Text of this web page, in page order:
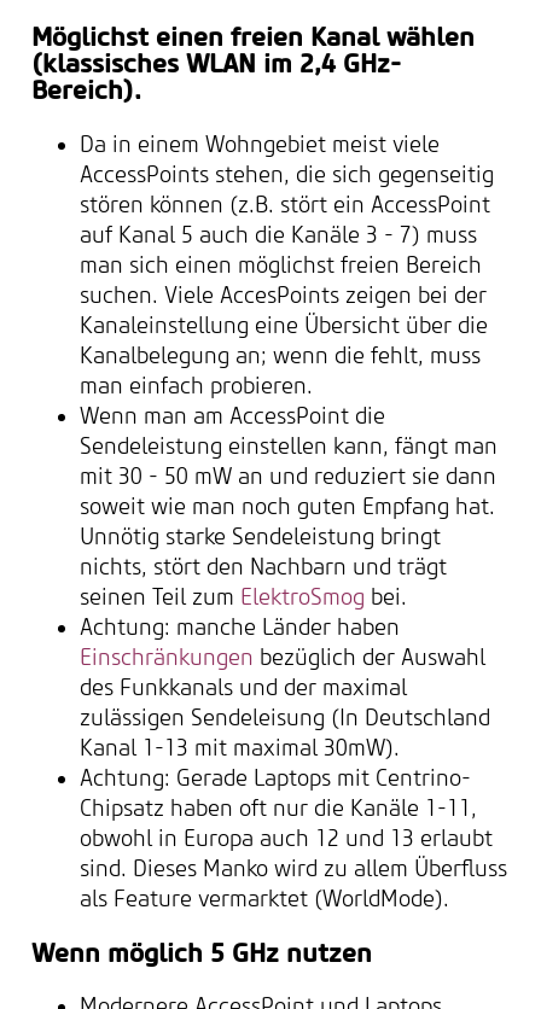
Möglichst einen freien Kanal wählen
(klassisches WLAN im 2,4 GHz-
Bereich).
Da in einem Wohngebiet meist viele
AccessPoints stehen, die sich gegenseitig
stören können (z.B. stört ein AccessPoint
auf Kanal 5 auch die Kanäle 3 - 7) muss
man sich einen möglichst freien Bereich
suchen. Viele AccesPoints zeigen bei der
Kanaleinstellung eine Übersicht über die
Kanalbelegung an; wenn die fehlt, muss
man einfach probieren.
Wenn man am AccessPoint die
Sendeleistung einstellen kann, fängt man
mit 30 - 50 mW an und reduziert sie dann
soweit wie man noch guten Empfang hat.
Unnötig starke Sendeleistung bringt
nichts, stört den Nachbarn und trägt
seinen Teil zum ElektroSmog bei.
Achtung: manche Länder haben
Einschränkungen bezüglich der Auswahl
des Funkkanals und der maximal
zulässigen Sendeleisung (In Deutschland
Kanal 1-13 mit maximal 30mW).
Achtung: Gerade Laptops mit Centrino-
Chipsatz haben oft nur die Kanäle 1-11,
obwohl in Europa auch 12 und 13 erlaubt
sind. Dieses Manko wird zu allem Überfluss
als Feature vermarktet (WorldMode).
Wenn möglich 5 GHz nutzen